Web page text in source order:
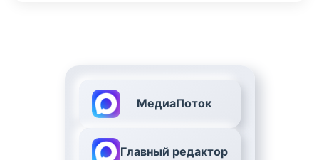
МедиаПоток
Главный редактор